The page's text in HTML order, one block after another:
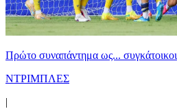
Πρώτο συναπάντημα ως... συγκάτοικοι
ΝΤΡΙΜΠΛΕΣ
|